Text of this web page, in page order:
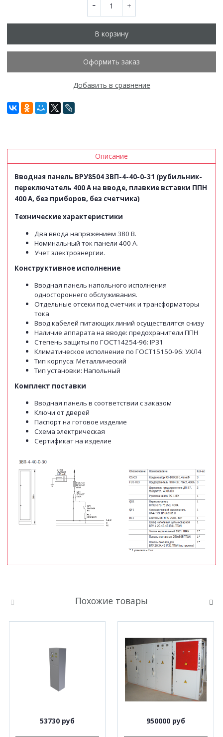
В корзину
Оформить заказ
Добавить в сравнение
Описание
Вводная панель ВРУ8504 3ВП-4-40-0-31 (рубильник-
переключатель 400 А на вводе, плавкие вставки ППН
400 А, без приборов, без счетчика)
Технические характеристики
Два ввода напряжением 380 В.
Номинальный ток панели 400 А.
Учет электроэнергии.
Конструктивное исполнение
Вводная панель напольного исполнения
одностороннего обслуживания.
Отдельные отсеки под счетчик и трансформаторы
тока
Ввод кабелей питающих линий осуществлятся снизу
Наличие аппарата на вводе: предохранители ППН
Степень защиты по ГОСТ14254-96: IP31
Климатическое исполнение по ГОСТ15150-96: УХЛ4
Тип корпуса: Металлический
Тип установки: Напольный
Комплект поставки
Вводная панель в соответствии с заказом
Ключи от дверей
Паспорт на готовое изделие
Схема электрическая
Сертификат на изделие
Похожие товары
53730 руб 950000 руб